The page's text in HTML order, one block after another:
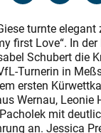
turnte elegant
first Love“. In der
Schubert die
Turnerin in
ersten
Wernau, Leonie
mit
an. Jessica